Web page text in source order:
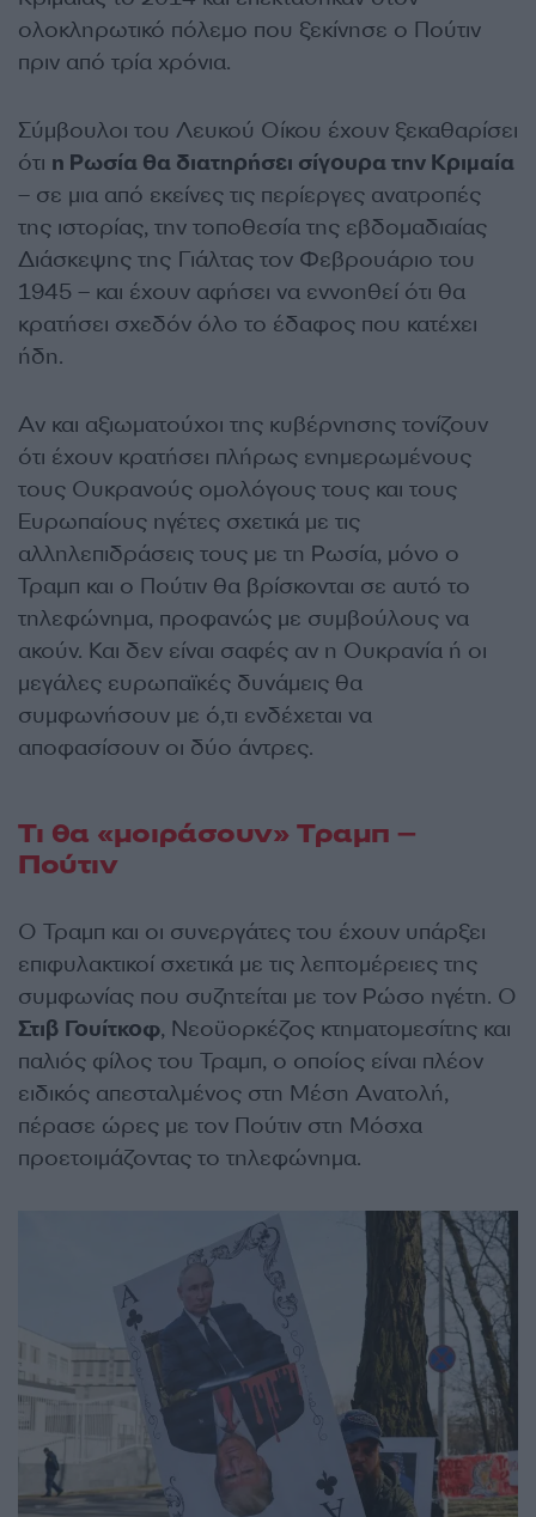
ολοκληρωτικό πόλεμο που ξεκίνησε ο Πούτιν
πριν από τρία χρόνια.
Σύμβουλοι του Λευκού Οίκου έχουν ξεκαθαρίσει
ότι η Ρωσία θα διατηρήσει σίγουρα την Κριμαία
– σε μια από εκείνες τις περίεργες ανατροπές
της ιστορίας, την τοποθεσία της εβδομαδιαίας
Διάσκεψης της Γιάλτας τον Φεβρουάριο του
1945 – και έχουν αφήσει να εννοηθεί ότι θα
κρατήσει σχεδόν όλο το έδαφος που κατέχει
ήδη.
Αν και αξιωματούχοι της κυβέρνησης τονίζουν
ότι έχουν κρατήσει πλήρως ενημερωμένους
τους Ουκρανούς ομολόγους τους και τους
Ευρωπαίους ηγέτες σχετικά με τις
αλληλεπιδράσεις τους με τη Ρωσία, μόνο ο
Τραμπ και ο Πούτιν θα βρίσκονται σε αυτό το
τηλεφώνημα, προφανώς με συμβούλους να
ακούν. Και δεν είναι σαφές αν η Ουκρανία ή οι
μεγάλες ευρωπαϊκές δυνάμεις θα
συμφωνήσουν με ό,τι ενδέχεται να
αποφασίσουν οι δύο άντρες.
Τι θα «μοιράσουν» Τραμπ –
Πούτιν
Ο Τραμπ και οι συνεργάτες του έχουν υπάρξει
επιφυλακτικοί σχετικά με τις λεπτομέρειες της
συμφωνίας που συζητείται με τον Ρώσο ηγέτη. Ο
Στιβ Γουίτκοφ, Νεοϋορκέζος κτηματομεσίτης και
παλιός φίλος του Τραμπ, ο οποίος είναι πλέον
ειδικός απεσταλμένος στη Μέση Ανατολή,
πέρασε ώρες με τον Πούτιν στη Μόσχα
προετοιμάζοντας το τηλεφώνημα.